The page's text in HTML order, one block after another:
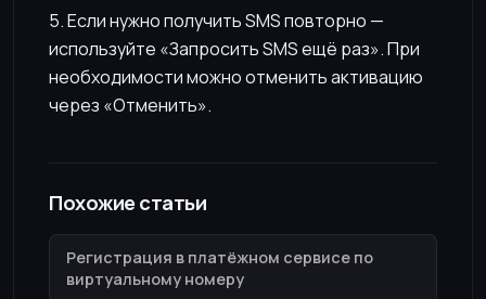
5. Если нужно получить SMS повторно —
используйте «Запросить SMS ещё раз». При
необходимости можно отменить активацию
через «Отменить».
Похожие статьи
Регистрация в платёжном сервисе по
виртуальному номеру